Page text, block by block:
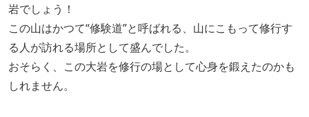
岩でしょう！
この山はかつて“修験道”と呼ばれる、山にこもって修行す
る人が訪れる場所として盛んでした。
おそらく、この大岩を修行の場として心身を鍛えたのかも
しれません。